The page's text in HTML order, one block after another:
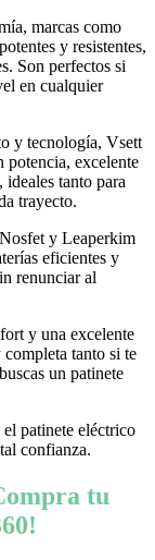
marcas como
y resistentes,
Son perfectos si
en cualquier
y tecnología, Vsett
potencia, excelente
tanto para
trayecto.
y Leaperkim
eficientes y
renunciar al
y una excelente
tanto si te
un patinete
patinete eléctrico
confianza.
tu